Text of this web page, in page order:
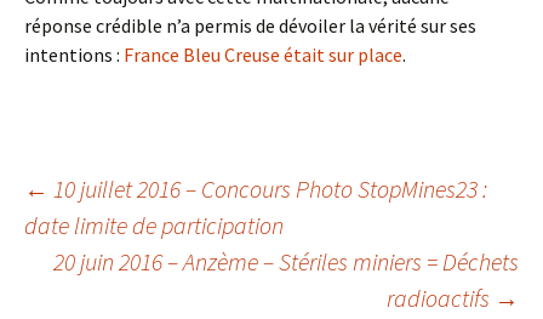
réponse crédible n’a permis de dévoiler la vérité sur ses
intentions : France Bleu Creuse était sur place.
Navigation
des
← 10 juillet 2016 – Concours Photo StopMines23 :
date limite de participation
20 juin 2016 – Anzème – Stériles miniers = Déchets
radioactifs →